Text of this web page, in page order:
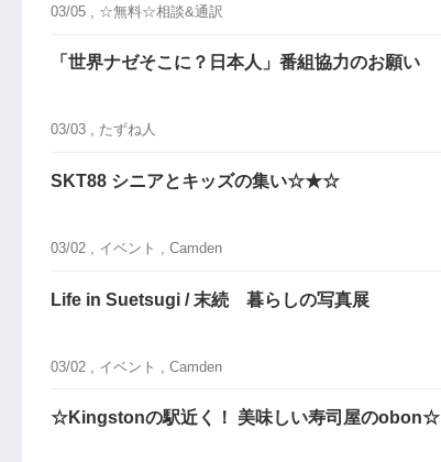
03/05 , ☆無料☆相談&通訳
「世界ナゼそこに？日本人」番組協力のお願い
03/03 , たずね人
SKT88 シニアとキッズの集い☆★☆
03/02 , イベント , Camden
Life in Suetsugi / 末続 暮らしの写真展
03/02 , イベント , Camden
☆Kingstonの駅近く！ 美味しい寿司屋のobon☆